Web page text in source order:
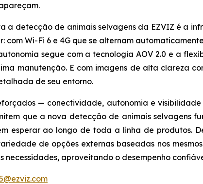
a detecção de animais selvagens da EZVIZ é a
com Wi-Fi 6 e 4G que se alternam
segue com a tecnologia AOV 2.0 e a
manutenção. E com imagens de alta clareza
de seu entorno.
— conectividade, autonomia e
que a nova detecção de animais selvagens
esperar ao longo de toda a linha de produtos.
de opções externas baseadas nos
necessidades, aproveitando o desempenho